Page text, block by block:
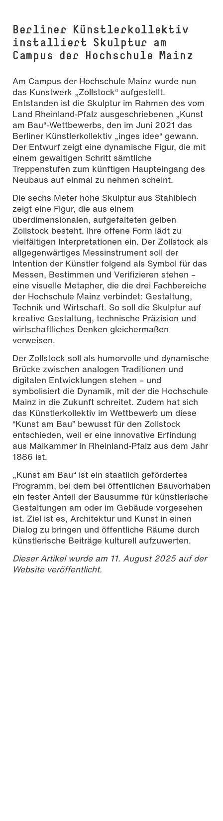
Berliner Künstlerkollektiv
installiert Skulptur am
Campus der Hochschule Mainz
Am Campus der Hochschule Mainz wurde nun
das Kunstwerk „Zollstock“ aufgestellt.
Entstanden ist die Skulptur im Rahmen des vom
Land Rheinland-Pfalz ausgeschriebenen „Kunst
am Bau“-Wettbewerbs, den im Juni 2021 das
Berliner Künstlerkollektiv „inges idee“ gewann.
Der Entwurf zeigt eine dynamische Figur, die mit
einem gewaltigen Schritt sämtliche
Treppenstufen zum künftigen Haupteingang des
Neubaus auf einmal zu nehmen scheint.
Die sechs Meter hohe Skulptur aus Stahlblech
zeigt eine Figur, die aus einem
überdimensionalen, aufgefalteten gelben
Zollstock besteht. Ihre offene Form lädt zu
vielfältigen Interpretationen ein. Der Zollstock als
allgegenwärtiges Messinstrument soll der
Intention der Künstler folgend als Symbol für das
Messen, Bestimmen und Verifizieren stehen –
eine visuelle Metapher, die die drei Fachbereiche
der Hochschule Mainz verbindet: Gestaltung,
Technik und Wirtschaft. So soll die Skulptur auf
kreative Gestaltung, technische Präzision und
wirtschaftliches Denken gleichermaßen
verweisen.
Der Zollstock soll als humorvolle und dynamische
Brücke zwischen analogen Traditionen und
digitalen Entwicklungen stehen – und
symbolisiert die Dynamik, mit der die Hochschule
Mainz in die Zukunft schreitet. Zudem hat sich
das Künstlerkollektiv im Wettbewerb um diese
“Kunst am Bau” bewusst für den Zollstock
entschieden, weil er eine innovative Erfindung
aus Maikammer in Rheinland-Pfalz aus dem Jahr
1886 ist.
„Kunst am Bau“ ist ein staatlich gefördertes
Programm, bei dem bei öffentlichen Bauvorhaben
ein fester Anteil der Bausumme für künstlerische
Gestaltungen am oder im Gebäude vorgesehen
ist. Ziel ist es, Architektur und Kunst in einen
Dialog zu bringen und öffentliche Räume durch
künstlerische Beiträge kulturell aufzuwerten.
Dieser Artikel wurde am 11. August 2025 auf der
Website veröffentlicht.